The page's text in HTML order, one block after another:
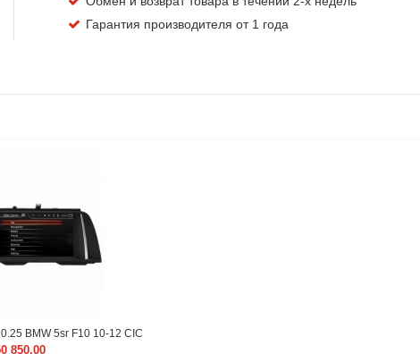
Гарантия производителя от 1 года
BMW 5sr F10 10-12 CIC
850.00